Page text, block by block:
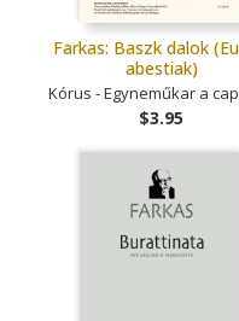
Farkas: Baszk dalok
abestiak)
Kórus - Egyneműkar a
$3.95